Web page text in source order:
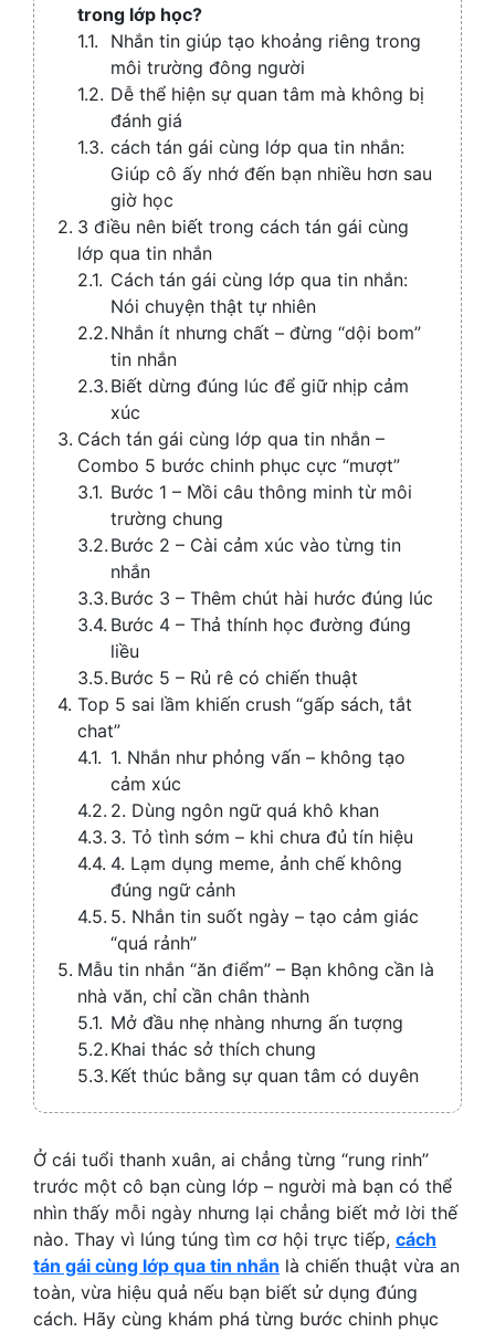
trong lớp học?
Nhắn tin giúp tạo khoảng riêng trong
môi trường đông người
Dễ thể hiện sự quan tâm mà không bị
đánh giá
cách tán gái cùng lớp qua tin nhắn:
Giúp cô ấy nhớ đến bạn nhiều hơn sau
giờ học
3 điều nên biết trong cách tán gái cùng
lớp qua tin nhắn
Cách tán gái cùng lớp qua tin nhắn:
Nói chuyện thật tự nhiên
Nhắn ít nhưng chất – đừng “dội bom”
tin nhắn
Biết dừng đúng lúc để giữ nhịp cảm
xúc
Cách tán gái cùng lớp qua tin nhắn –
Combo 5 bước chinh phục cực “mượt”
Bước 1 – Mồi câu thông minh từ môi
trường chung
Bước 2 – Cài cảm xúc vào từng tin
nhắn
Bước 3 – Thêm chút hài hước đúng lúc
Bước 4 – Thả thính học đường đúng
liều
Bước 5 – Rủ rê có chiến thuật
Top 5 sai lầm khiến crush “gấp sách, tắt
chat”
1. Nhắn như phỏng vấn – không tạo
cảm xúc
2. Dùng ngôn ngữ quá khô khan
3. Tỏ tình sớm – khi chưa đủ tín hiệu
4. Lạm dụng meme, ảnh chế không
đúng ngữ cảnh
5. Nhắn tin suốt ngày – tạo cảm giác
“quá rảnh”
Mẫu tin nhắn “ăn điểm” – Bạn không cần là
nhà văn, chỉ cần chân thành
Mở đầu nhẹ nhàng nhưng ấn tượng
Khai thác sở thích chung
Kết thúc bằng sự quan tâm có duyên
Ở cái tuổi thanh xuân, ai chẳng từng “rung rinh”
trước một cô bạn cùng lớp – người mà bạn có thể
nhìn thấy mỗi ngày nhưng lại chẳng biết mở lời thế
nào. Thay vì lúng túng tìm cơ hội trực tiếp, cách
tán gái cùng lớp qua tin nhắn là chiến thuật vừa an
toàn, vừa hiệu quả nếu bạn biết sử dụng đúng
cách. Hãy cùng khám phá từng bước chinh phục